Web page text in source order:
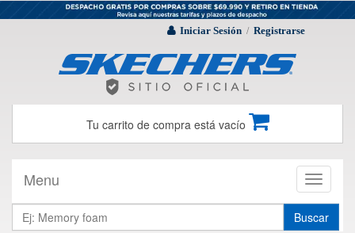
Iniciar Sesión / Registrarse
Tu carrito de compra está vacío
Toggle
Menu
Buscar